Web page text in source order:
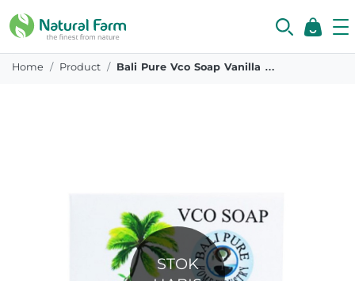
Home Product Bali Pure Vco Soap Vanilla 100 Gr
STOK